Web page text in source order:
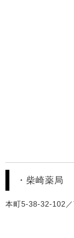
・柴崎薬局
本町5-38-32-102